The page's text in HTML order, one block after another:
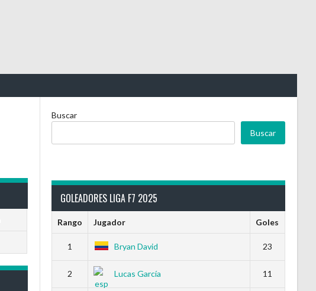
Buscar
Buscar
GOLEADORES LIGA F7 2025
Rango Jugador Goles
1 Bryan David 23
2 Lucas García 11